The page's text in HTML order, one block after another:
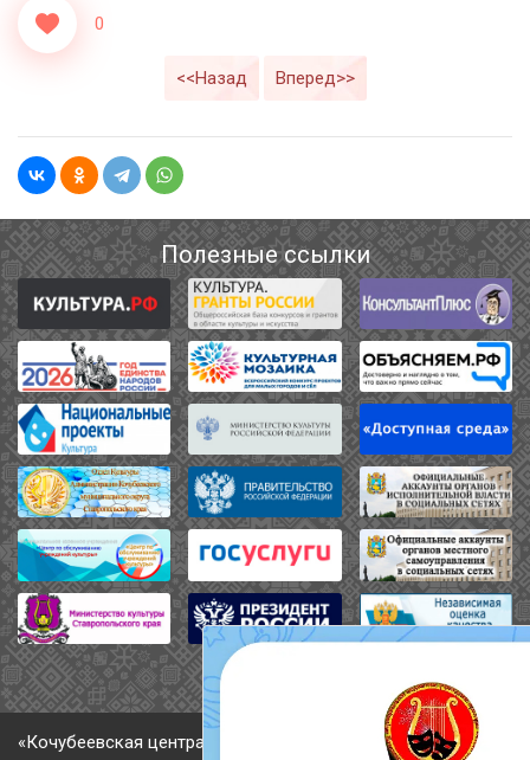
0
<<Назад Вперед>>
Полезные ссылки
«Кочубеевская централизованная клубная система» © 2026